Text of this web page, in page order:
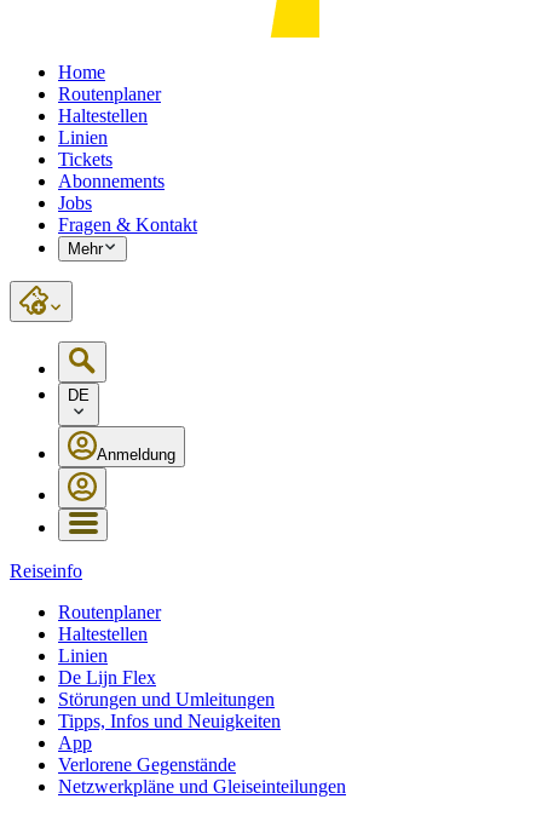
Home
Routenplaner
Haltestellen
Linien
Tickets
Abonnements
Jobs
Fragen & Kontakt
Mehr
DE
Anmeldung
Reiseinfo
Routenplaner
Haltestellen
Linien
De Lijn Flex
Störungen und Umleitungen
Tipps, Infos und Neuigkeiten
App
Verlorene Gegenstände
Netzwerkpläne und Gleiseinteilungen